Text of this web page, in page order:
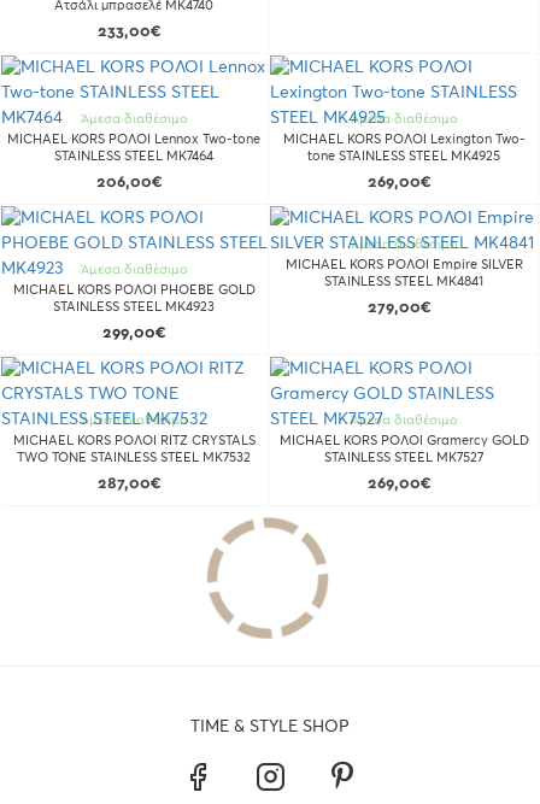
Ατσάλι μπρασελέ MK4740
233,00€
Άμεσα διαθέσιμο
MICHAEL KORS ΡΟΛΟΙ Lennox Two-tone
STAINLESS STEEL MK7464
206,00€
Άμεσα διαθέσιμο
MICHAEL KORS ΡΟΛΟΙ Lexington Two-
tone STAINLESS STEEL MK4925
269,00€
Άμεσα διαθέσιμο
MICHAEL KORS ΡΟΛΟΙ PHOEBE GOLD
STAINLESS STEEL MK4923
299,00€
Άμεσα διαθέσιμο
MICHAEL KORS ΡΟΛΟΙ Empire SILVER
STAINLESS STEEL MK4841
279,00€
Άμεσα διαθέσιμο
MICHAEL KORS ΡΟΛΟΙ RITZ CRYSTALS
TWO TONE STAINLESS STEEL MK7532
287,00€
Άμεσα διαθέσιμο
MICHAEL KORS ΡΟΛΟΙ Gramercy GOLD
STAINLESS STEEL MK7527
269,00€
TIME & STYLE SHOP